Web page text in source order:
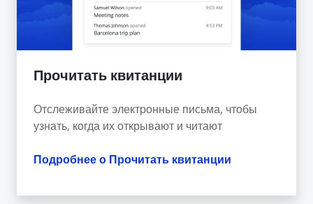
Прочитать квитанции
Отслеживайте электронные письма, чтобы
узнать, когда их открывают и читают
Подробнее о Прочитать квитанции